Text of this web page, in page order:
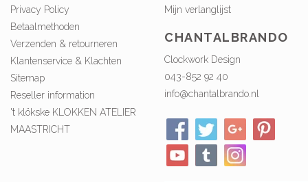
Privacy Policy
Betaalmethoden
Verzenden & retourneren
Klantenservice & Klachten
Sitemap
Reseller information
't klökske KLOKKEN ATELIER
MAASTRICHT
Mijn verlanglijst
CHANTALBRANDO
Clockwork Design
043-852 92 40
info@chantalbrando.nl